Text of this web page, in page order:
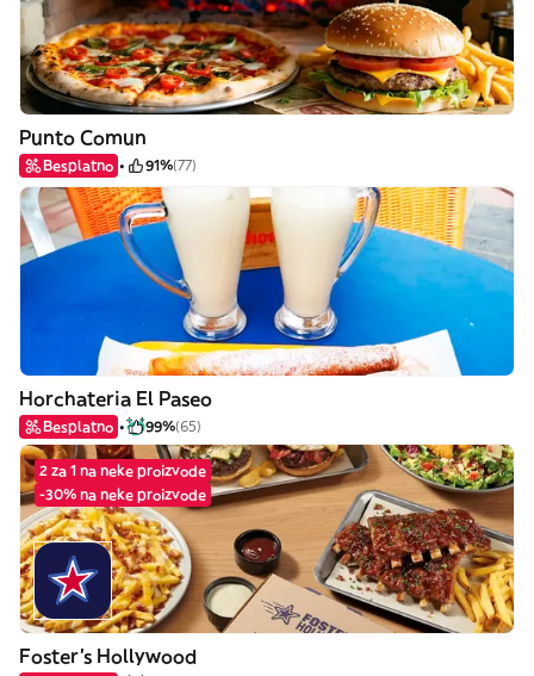
Punto Comun
Besplatno 91%(77)
Horchateria El Paseo
Besplatno 99%(65)
2 za 1 na neke proizvode
-30% na neke proizvode
Foster's Hollywood